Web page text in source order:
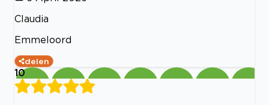
Claudia
Emmeloord
delen
10